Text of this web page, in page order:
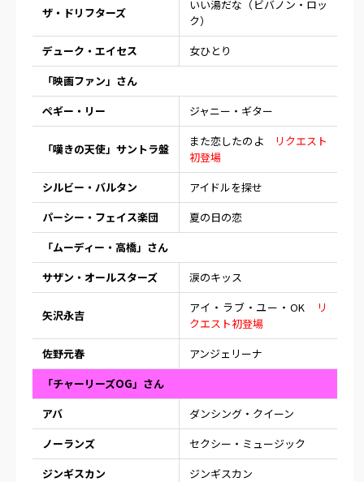
ザ・ドリフターズ
いい湯だな（ビバノン・ロッ
ク）
デューク・エイセス
女ひとり
「映画ファン」さん
ペギー・リー
ジャニー・ギター
「嘆きの天使」サントラ盤
また恋したのよ
リクエスト
初登場
シルビー・バルタン
アイドルを探せ
パーシー・フェイス楽団
夏の日の恋
「ムーディー・高橋」さん
サザン・オールスターズ
涙のキッス
矢沢永吉
アイ・ラブ・ユー・OK
リ
クエスト初登場
佐野元春
アンジェリーナ
「チャーリーズOG」さん
アバ
ダンシング・クイーン
ノーランズ
セクシー・ミュージック
ジンギスカン
ジンギスカン